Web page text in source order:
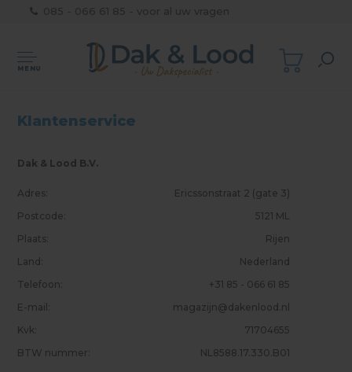
MENU
Klantenservice
Dak & Lood B.V.
Adres:
Ericssonstraat 2 (gate 3)
Postcode:
5121 ML
Plaats:
Rijen
Land:
Nederland
Telefoon:
+31 85 - 066 61 85
E-mail:
magazijn@dakenlood.nl
Kvk:
71704655
BTW nummer:
NL8588.17.330.B01